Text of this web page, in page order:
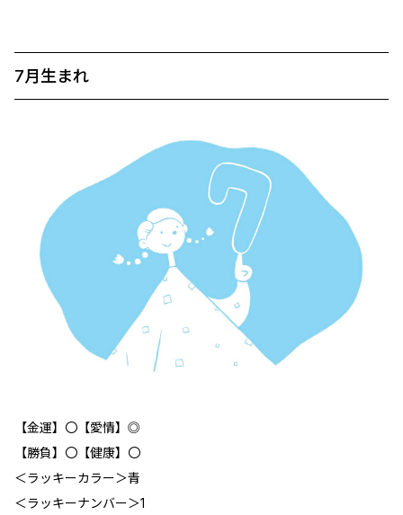
7月生まれ
【金運】〇【愛情】◎
【勝負】〇【健康】〇
＜ラッキーカラー＞青
＜ラッキーナンバー＞1